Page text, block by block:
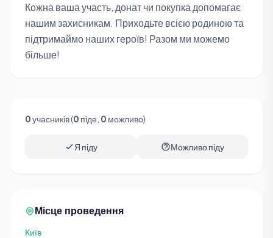
Кожна ваша участь, донат чи покупка допомагає
нашим захисникам. Приходьте всією родиною та
підтримаймо наших героїв! Разом ми можемо
більше!
0учасників (0 піде, 0 можливо)
Я піду Можливо піду
Місце проведення
Київ